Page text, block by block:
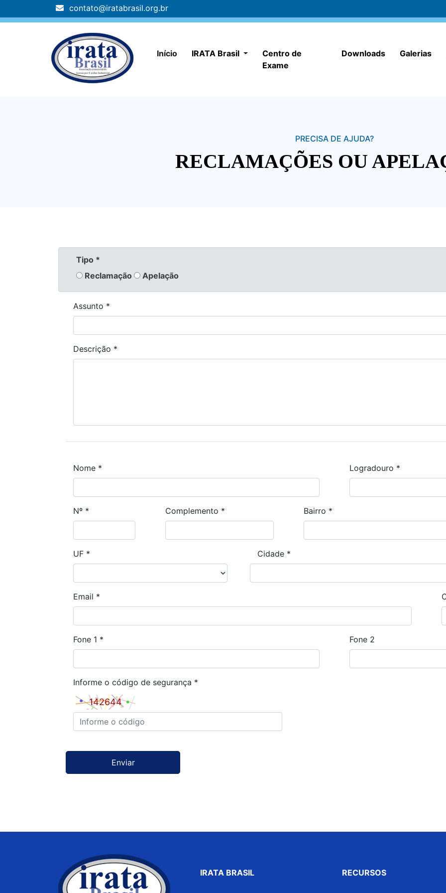
contato@iratabrasil.org.br
Início IRATA Brasil
Centro de
Exame
Downloads Galerias
PRECISA DE AJUDA?
RECLAMAÇÕES OU
Tipo *
Reclamação
Apelação
Assunto *
Descrição *
Nome * Logradouro *
Nº * Complemento * Bairro *
UF * Cidade *
Email *
Fone 1 * Fone 2
Informe o código de segurança *
IRATA BRASIL RECURSOS